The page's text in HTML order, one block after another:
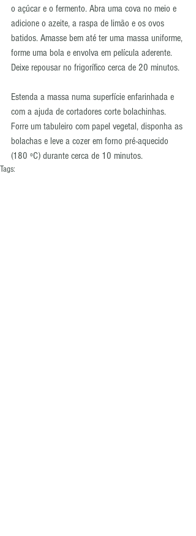
o açúcar e o fermento. Abra uma cova no meio e
adicione o azeite, a raspa de limão e os ovos
batidos. Amasse bem até ter uma massa uniforme,
forme uma bola e envolva em película aderente.
Deixe repousar no frigorífico cerca de 20 minutos.
Estenda a massa numa superfície enfarinhada e
com a ajuda de cortadores corte bolachinhas.
Forre um tabuleiro com papel vegetal, disponha as
bolachas e leve a cozer em forno pré-aquecido
(180 ºC) durante cerca de 10 minutos.
Tags: